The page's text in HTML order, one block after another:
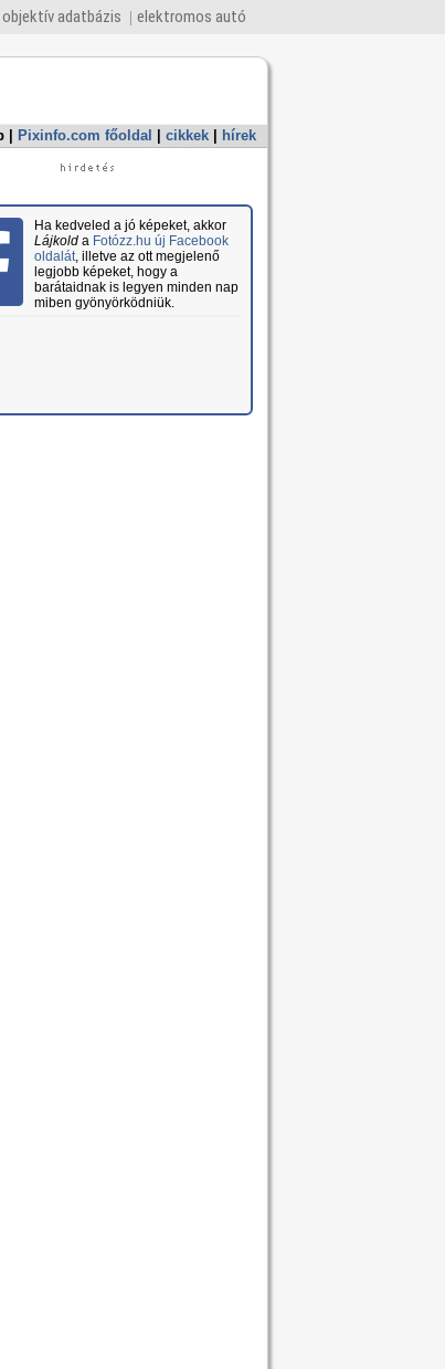
objektív adatbázis elektromos autó
Pixinfo.com főoldal cikkek hírek
Ha kedveled a jó képeket, akkor
Lájkolda Fotózz.hu új Facebook
oldalát, illetve az ott megjelenő
legjobb képeket, hogy a
barátaidnak is legyen minden nap
miben gyönyörködniük.